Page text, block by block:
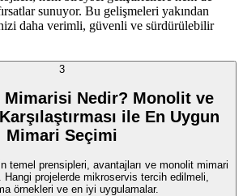
sunuyor. Bu gelişmeleri yakından
daha verimli, güvenli ve sürdürülebilir
3
Nedir? Monolit ve
ile En Uygun
Mimari Seçimi
temel prensipleri, avantajları ve monolit mimari
Hangi projelerde mikroservis tercih edilmeli,
örnekleri ve en iyi uygulamalar.